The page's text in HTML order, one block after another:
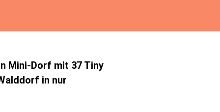
Mini-Dorf mit 37 Tiny
in nur